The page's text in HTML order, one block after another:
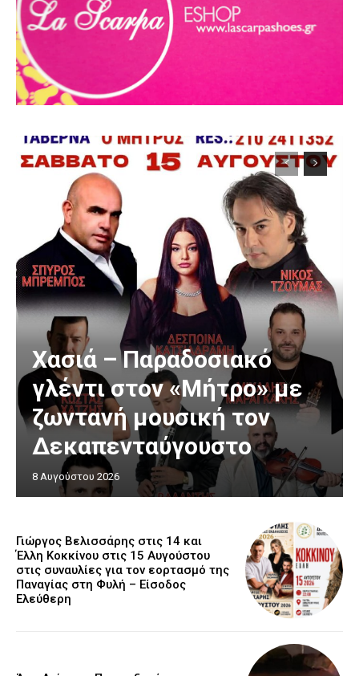
Χασιά – Παραδοσιακό
γλέντι στον «Μήτρο» με
ζωντανή μουσική τον
Δεκαπενταύγουστο
8 Αυγούστου 2026
Γιώργος Βελισσάρης στις 14 και
Έλλη Κοκκίνου στις 15 Αυγούστου
στις συναυλίες για τον εορτασμό της
Παναγίας στη Φυλή – Είσοδος
Ελεύθερη